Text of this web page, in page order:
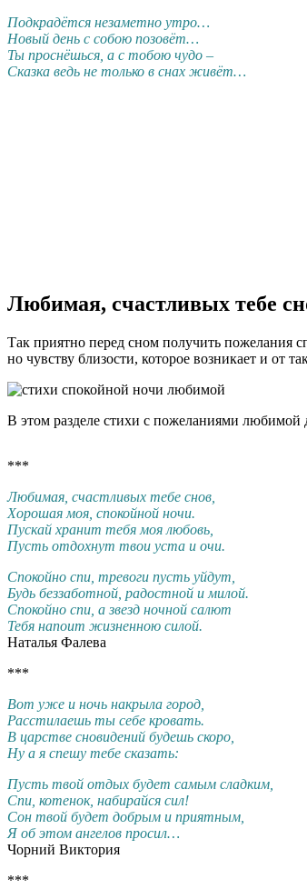
Подкрадётся незаметно утро…
Новый день с собою позовёт…
Ты проснёшься, а с тобою чудо –
Сказка ведь не только в снах живёт…
Любимая, счастливых тебе
Так приятно перед сном получить пожелания
но чувству близости, которое возникает и от
В этом разделе стихи с пожеланиями любимой
***
Любимая, счастливых тебе снов,
Хорошая моя, спокойной ночи.
Пускай хранит тебя моя любовь,
Пусть отдохнут твои уста и очи.
Спокойно спи, тревоги пусть уйдут,
Будь беззаботной, радостной и милой.
Спокойно спи, а звезд ночной салют
Тебя напоит жизненною силой.
Наталья Фалева
***
Вот уже и ночь накрыла город,
Расстилаешь ты себе кровать.
В царстве сновидений будешь скоро,
Ну а я спешу тебе сказать:
Пусть твой отдых будет самым сладким,
Спи, котенок, набирайся сил!
Сон твой будет добрым и приятным,
Я об этом ангелов просил…
Чорний Виктория
***